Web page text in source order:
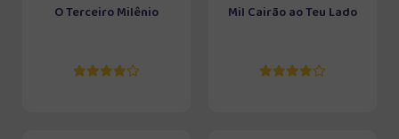
O Terceiro Milênio Mil Cairão ao Teu Lado